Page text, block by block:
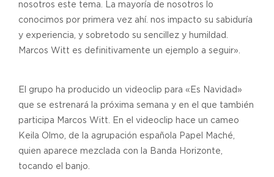
nosotros este tema. La mayoría de nosotros lo
conocimos por primera vez ahí. nos impacto su sabiduría
y experiencia, y sobretodo su sencillez y humildad.
Marcos Witt es definitivamente un ejemplo a seguir».
El grupo ha producido un videoclip para «Es Navidad»
que se estrenará la próxima semana y en el que también
participa Marcos Witt. En el videoclip hace un cameo
Keila Olmo, de la agrupación española Papel Maché,
quien aparece mezclada con la Banda Horizonte,
tocando el banjo.